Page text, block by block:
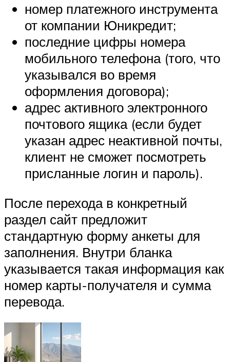
номер платежного инструмента
от компании Юникредит;
последние цифры номера
мобильного телефона (того, что
указывался во время
оформления договора);
адрес активного электронного
почтового ящика (если будет
указан адрес неактивной почты,
клиент не сможет посмотреть
присланные логин и пароль).
После перехода в конкретный
раздел сайт предложит
стандартную форму анкеты для
заполнения. Внутри бланка
указывается такая информация как
номер карты-получателя и сумма
перевода.